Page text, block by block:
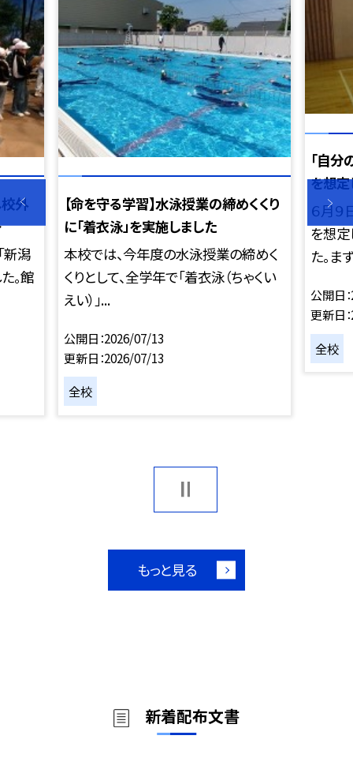
外
新潟
。館
【命を守る学習】水泳授業の締めくくり
に「着衣泳」を実施しました
本校では、今年度の水泳授業の締めく
くりとして、全学年で「着衣泳（ちゃくい
えい）」...
公開日 2026/07/13
更新日 2026/07/13
全校
「自分
を想
６月９
を想
た。ま
公開日
更新日
全校
もっと見る
新着配布文書